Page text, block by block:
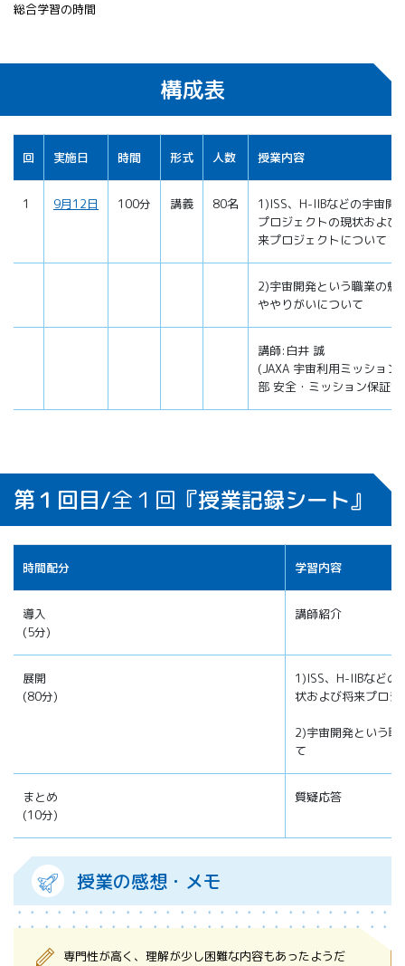
総合学習の時間
構成表
回 実施日 時間 形式 人数 授業内容
1 9月12日 100分 講義 80名
1)ISS、H-IIBなどの宇宙開
プロジェクトの現状および
来プロジェクトについて
2)宇宙開発という職業の魅
ややりがいについて
講師:白井 誠
(JAXA 宇宙利用ミッション
部 安全・ミッション保証
第１回目/全１回 『授業記録シート』
時間配分 学習内容
導入
(5分)
講師紹介
展開
(80分)
1)ISS、H-IIBなどの
状および将来プロ
2)宇宙開発という
て
まとめ
(10分)
質疑応答
授業の感想・メモ
専門性が高く、理解が少し困難な内容もあったようだ